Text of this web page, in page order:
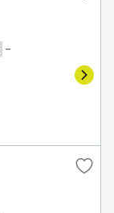
－